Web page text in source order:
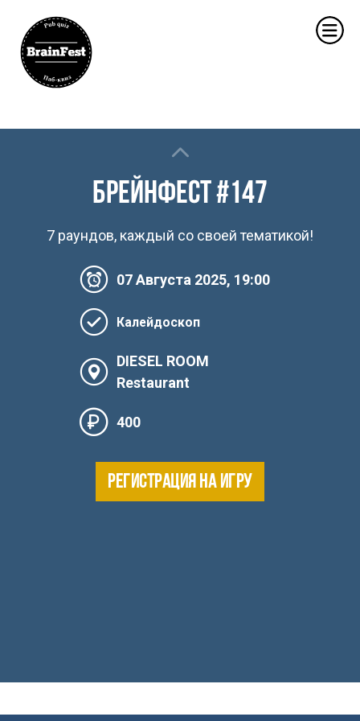
Брейнфест #147
7 раундов, каждый со своей тематикой!
07 Августа 2025, 19:00
Калейдоскоп
DIESEL ROOM
Restaurant
400
РЕГИСТРАЦИЯ НА ИГРУ